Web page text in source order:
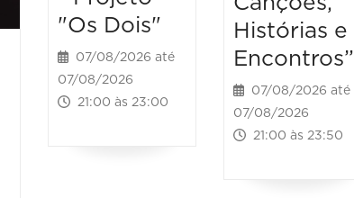
"Os Dois"
07/08/2026 até
07/08/2026
21:00 às 23:00
Histórias e
Encontros”
07/08/2026 até
07/08/2026
21:00 às 23:50